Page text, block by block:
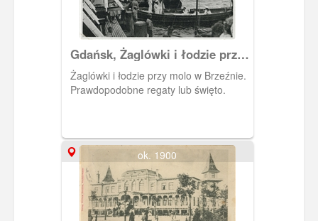
Gdańsk, Żaglówki i łodzie przy
molo w Brzeźnie
Żaglówki i łodzie przy molo w Brzeźnie.
Prawdopodobne regaty lub święto.
ok. 1900